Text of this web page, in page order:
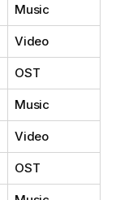
Music
Video
OST
Music
Video
OST